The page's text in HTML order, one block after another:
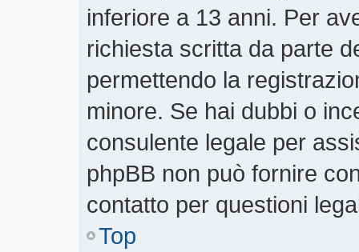
inferiore a 13 anni. Per
richiesta scritta da parte
permettendo la
minore. Se hai dubbi o
consulente legale per
phpBB non può fornire
contatto per questioni
Top